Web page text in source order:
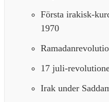
Första irakisk-
1970
17 juli-
Irak under